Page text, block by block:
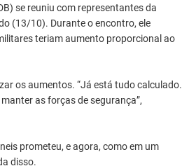
se reuniu com representantes da
(13/10). Durante o encontro, ele
teriam aumento proporcional ao
os aumentos. “Já está tudo calculado.
as forças de segurança”,
prometeu, e agora, como em um
disso.